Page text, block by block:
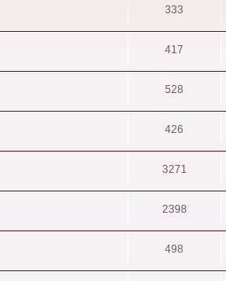
333
417
528
426
3271
2398
498